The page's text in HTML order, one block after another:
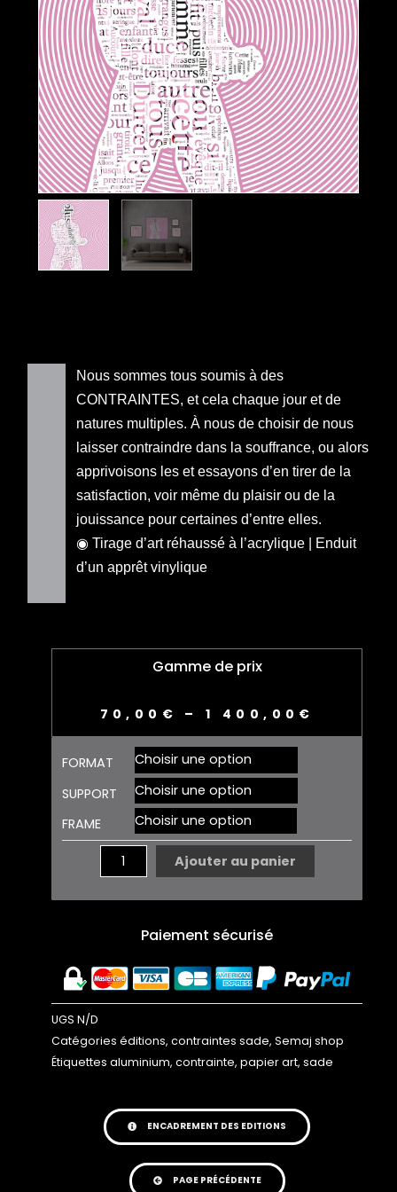
Nous sommes tous soumis à des
CONTRAINTES, et cela chaque jour et de
natures multiples. À nous de choisir de nous
laisser contraindre dans la souffrance, ou alors
apprivoisons les et essayons d’en tirer de la
satisfaction, voir même du plaisir ou de la
jouissance pour certaines d’entre elles.
◉ Tirage d’art réhaussé à l’acrylique | Enduit
d’un apprêt vinylique
Gamme de prix
70,00 € –1 400,00 €
FORMAT
SUPPORT
FRAME
quantité
de
CONTRAINTE
13
EDITION
Ajouter au panier
Paiement sécurisé
UGS N/D
Catégories éditions,contraintes sade,Semaj shop
Étiquettes aluminium,contrainte,papier art,sade
ENCADREMENT DES EDITIONS
PAGE PRÉCÉDENTE